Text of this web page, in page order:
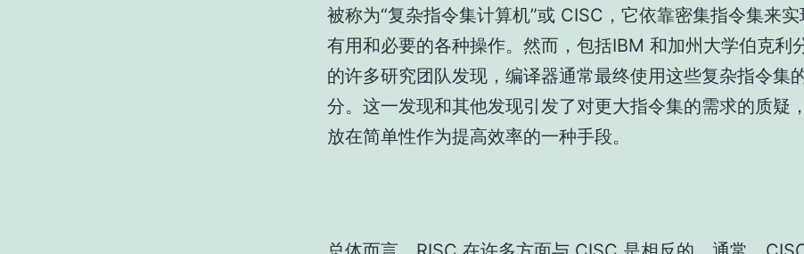
被称为“复杂指令集计算机”或 CISC，它依靠密集指令集来实
有用和必要的各种操作。然而，包括IBM 和加州大学伯克利
的许多研究团队发现，编译器通常最终使用这些复杂指令集
分。这一发现和其他发现引发了对更大指令集的需求的质疑
放在简单性作为提高效率的一种手段。